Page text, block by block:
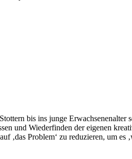
bis ins junge
und Wiederfinden der eigenen
‚das Problem‘ zu reduzieren, um es